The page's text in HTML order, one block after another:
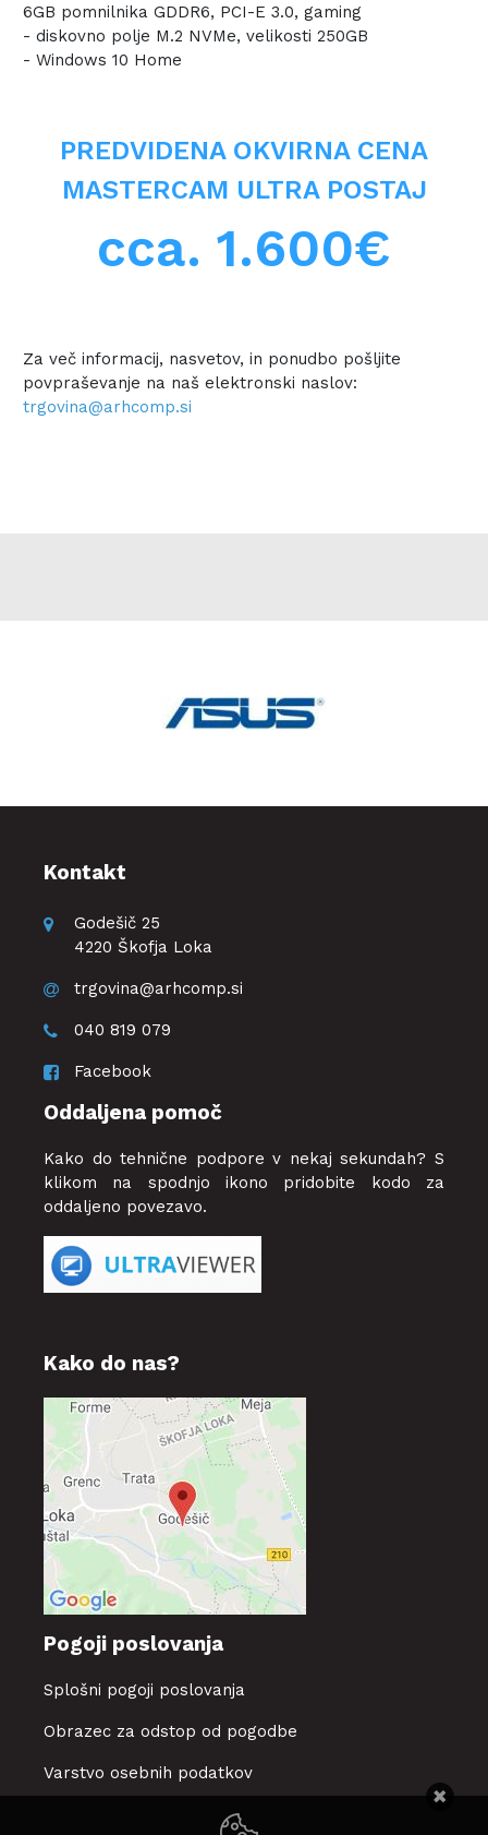
6GB pomnilnika GDDR6, PCI-E 3.0, gaming
- diskovno polje M.2 NVMe, velikosti 250GB
- Windows 10 Home
PREDVIDENA OKVIRNA CENA
MASTERCAM ULTRA POSTAJ
cca. 1.600€
Za več informacij, nasvetov, in ponudbo pošljite
povpraševanje na naš elektronski naslov:
trgovina@arhcomp.si
Kontakt
Godešič 25
4220 Škofja Loka
trgovina@arhcomp.si
040 819 079
Facebook
Oddaljena pomoč
Kako do tehnične podpore v nekaj sekundah? S
klikom na spodnjo ikono pridobite kodo za
oddaljeno povezavo.
Kako do nas?
Pogoji poslovanja
Splošni pogoji poslovanja
Obrazec za odstop od pogodbe
Varstvo osebnih podatkov